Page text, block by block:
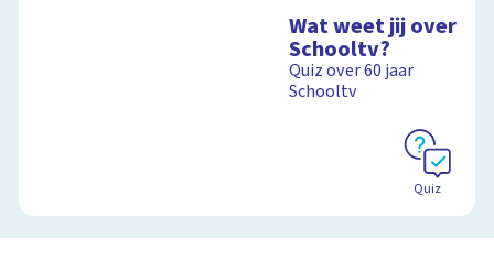
Wat weet jij over
Schooltv?
Quiz over 60 jaar
Schooltv
Quiz